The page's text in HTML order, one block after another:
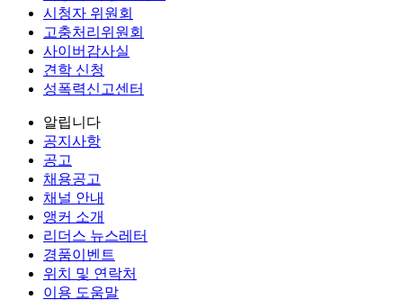
시청자 위원회
고충처리위원회
사이버감사실
견학 신청
성폭력신고센터
알립니다
공지사항
공고
채용공고
채널 안내
앵커 소개
리더스 뉴스레터
경품이벤트
위치 및 연락처
이용 도움말